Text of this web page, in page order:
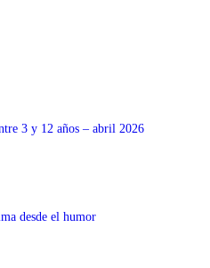
3 y 12 años – abril 2026
desde el humor